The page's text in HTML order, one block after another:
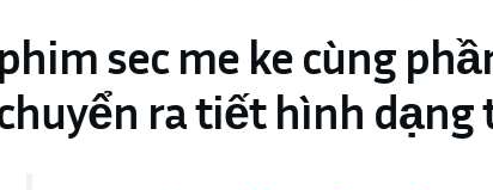
phim sec me ke cùng
ra tiết hình dạng